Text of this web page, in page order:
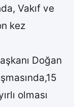
Vakıf ve
kez
Doğan
olması